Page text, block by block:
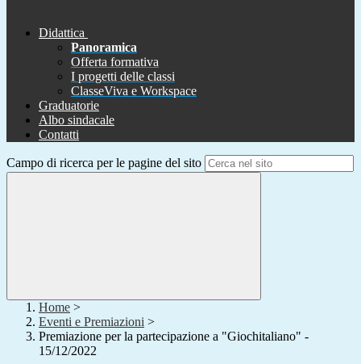
Didattica
Panoramica
Offerta formativa
I progetti delle classi
ClasseViva e Workspace
Graduatorie
Albo sindacale
Contatti
Campo di ricerca per le pagine del sito
Home >
Eventi e Premiazioni >
Premiazione per la partecipazione a "Giochitaliano" -
15/12/2022